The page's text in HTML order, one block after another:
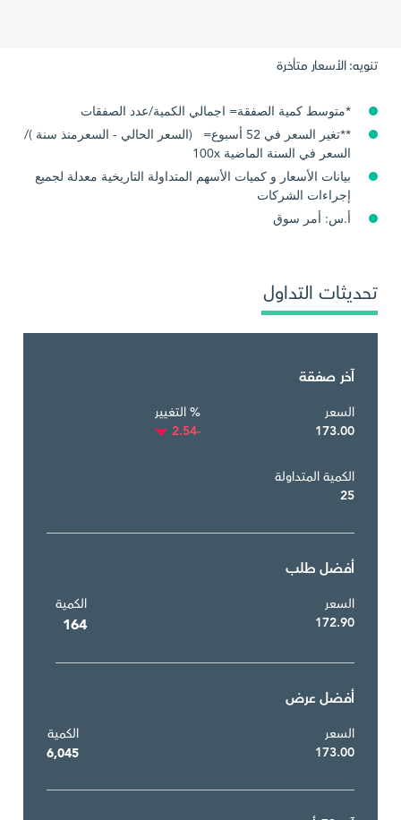
تنويه: الأسعار متأخرة
*متوسط كمية الصفقة= اجمالي الكمية/عدد الصفقات
**تغير السعر في 52 أسبوع= (السعر الحالي - السعرمنذ سنة )/
السعر في السنة الماضية 100x
بيانات الأسعار و كميات الأسهم المتداولة التاريخية معدلة لجميع
إجراءات الشركات
أ.س: أمر سوق
تحديثات التداول
آخر صفقة
السعر
173.00
% التغيير
-2.54
الكمية المتداولة
25
أفضل طلب
السعر
172.90
الكمية
164
أفضل عرض
السعر
173.00
الكمية
6,045